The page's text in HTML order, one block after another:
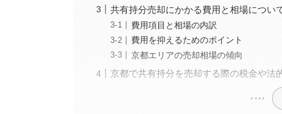
共有持分売却にかかる費用と相場につい
費用項目と相場の内訳
費用を抑えるためのポイント
京都エリアの売却相場の傾向
京都で共有持分を売却する際の税金や法